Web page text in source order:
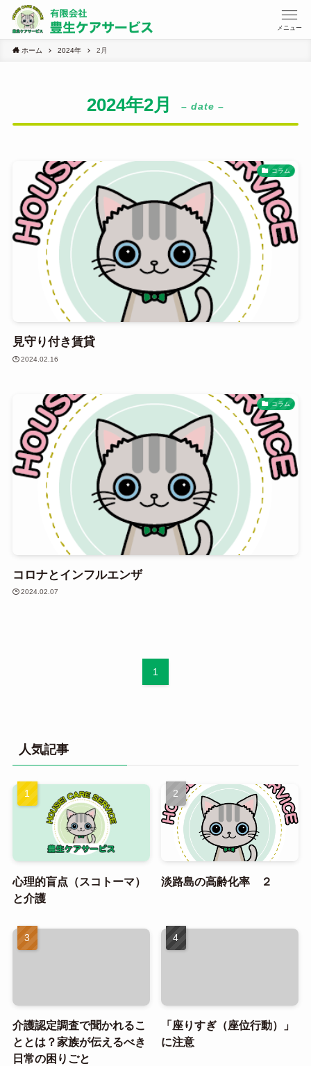
メニュー
ホーム 2024年 2月
2024年2月 – date –
コラム
見守り付き賃貸
2024.02.16
コラム
コロナとインフルエンザ
2024.02.07
1
人気記事
心理的盲点（スコトーマ）
と介護
淡路島の高齢化率 ２
介護認定調査で聞かれるこ
ととは？家族が伝えるべき
日常の困りごと
「座りすぎ（座位行動）」
に注意